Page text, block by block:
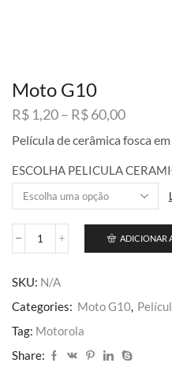
Moto G10
R$ 1,20– R$60,00Faixa
preço:
R$ 1,20
através
R$
Película de cerâmica fosca
ESCOLHA PELICULA
Moto
ADICIONAR
SKU: N/A
Categories: Moto G10,
Tag: Motorola
Share: